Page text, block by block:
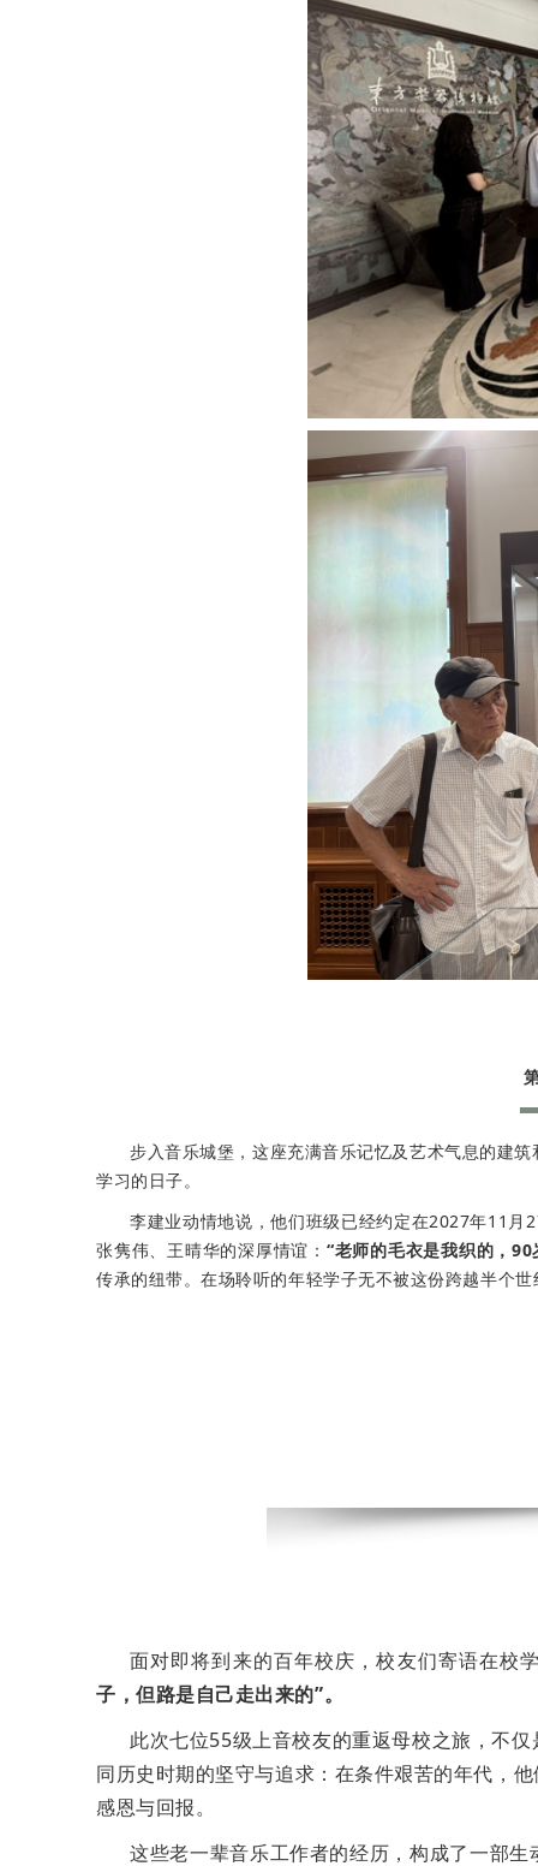
步入音乐城堡，这座充满音乐记忆及艺术气息的建
学习的日子。
李建业动情地说，他们班级已经约定在2027年11月
张隽伟、王晴华的深厚情谊： “老师的毛衣是我织的，
传承的纽带。在场聆听的年轻学子无不被这份跨越半个
面对即将到来的百年校庆，校友们寄语在校
子，但路是自己走出来的”。
此次七位55级上音校友的重返母校之旅，不
同历史时期的坚守与追求：在条件艰苦的年代，
感恩与回报。
这些老一辈音乐工作者的经历，构成了一部